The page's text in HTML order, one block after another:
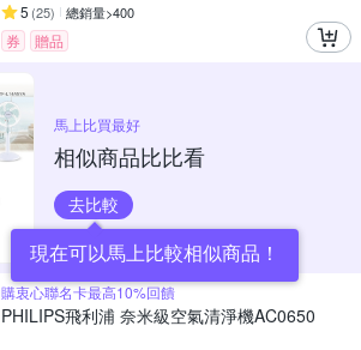
5 (25) 總銷量>400
券 贈品
馬上比買最好
相似商品比比看
去比較
現在可以馬上比較相似商品！
購衷心聯名卡最高10%回饋
PHILIPS飛利浦 奈米級空氣清淨機AC0650